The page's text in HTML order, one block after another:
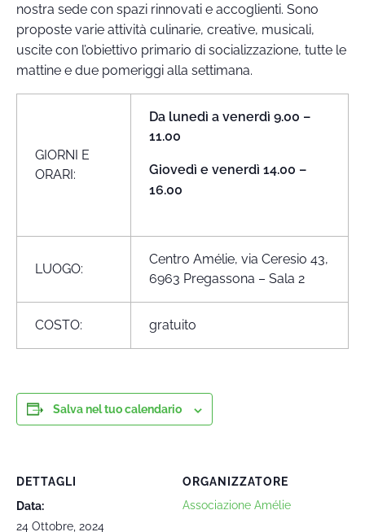
nostra sede con spazi rinnovati e accoglienti. Sono
proposte varie attività culinarie, creative, musicali,
uscite con l’obiettivo primario di socializzazione, tutte le
mattine e due pomeriggi alla settimana.
GIORNI E
ORARI:
Da lunedì a venerdì 9.00 –
11.00
Giovedì e venerdì 14.00 –
16.00
LUOGO:
Centro Amélie, via Ceresio 43,
6963 Pregassona – Sala 2
COSTO: gratuito
Salva nel tuo calendario
DETTAGLI
Data:
24 Ottobre, 2024
ORGANIZZATORE
Associazione Amélie